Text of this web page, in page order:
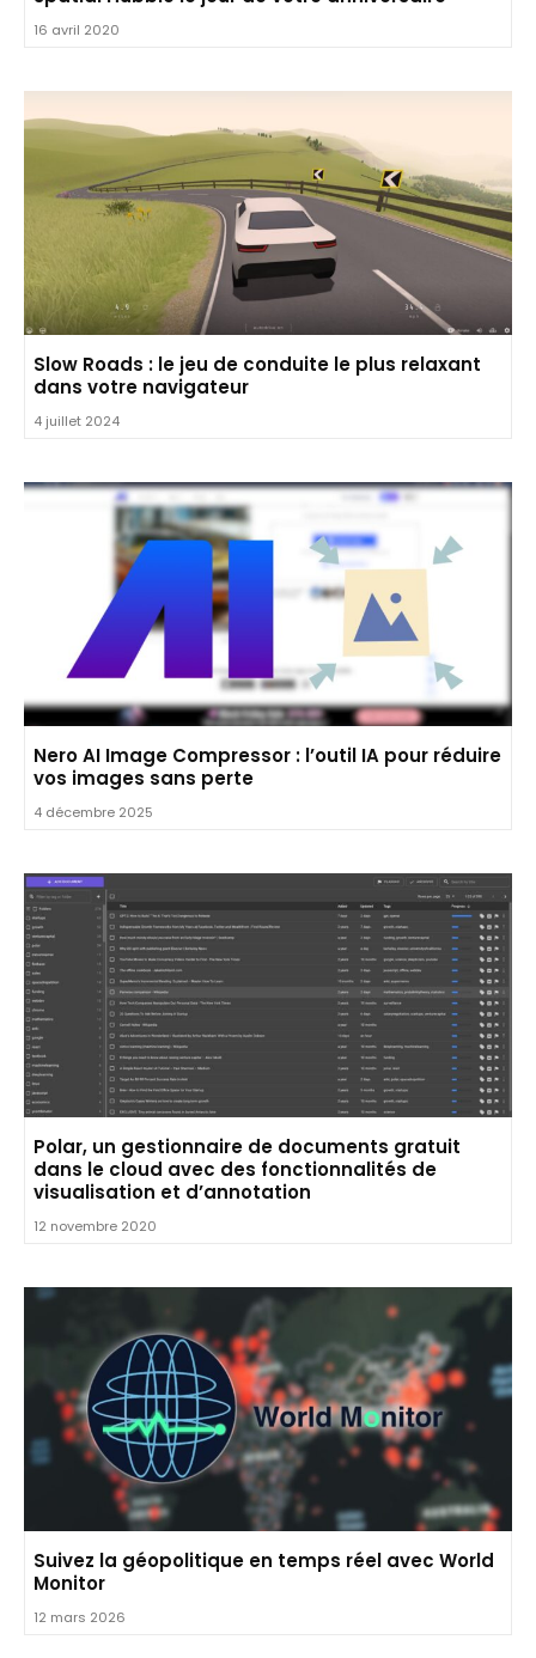
16 avril 2020
Slow Roads : le jeu de conduite le plus relaxant
dans votre navigateur
4 juillet 2024
Nero AI Image Compressor : l’outil IA pour réduire
vos images sans perte
4 décembre 2025
Polar, un gestionnaire de documents gratuit
dans le cloud avec des fonctionnalités de
visualisation et d’annotation
12 novembre 2020
Suivez la géopolitique en temps réel avec World
Monitor
12 mars 2026